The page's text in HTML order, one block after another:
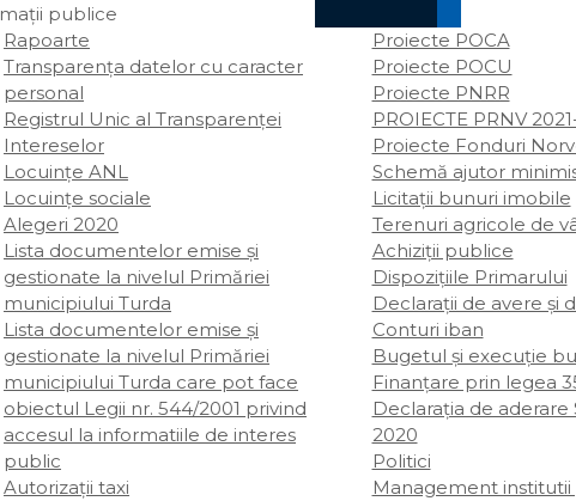
publice
Rapoarte
Transparența datelor cu caracter
personal
Registrul Unic al Transparenței
Intereselor
Locuințe ANL
Locuințe sociale
Alegeri 2020
Lista documentelor emise și
gestionate la nivelul Primăriei
municipiului Turda
Lista documentelor emise și
gestionate la nivelul Primăriei
municipiului Turda care pot face
obiectul Legii nr. 544/2001 privind
accesul la informatiile de interes
public
Autorizații taxi
Proiecte POCA
Proiecte POCU
Proiecte PNRR
PROIECTE PRNV
Proiecte Fonduri
Schemă ajutor
Licitații bunuri imobile
Terenuri agricole de
Achiziții publice
Dispozițiile Primarului
Declarații de avere şi
Conturi iban
Bugetul şi execuţie
Finanțare prin legea
Declarația de aderare
2020
Politici
Management